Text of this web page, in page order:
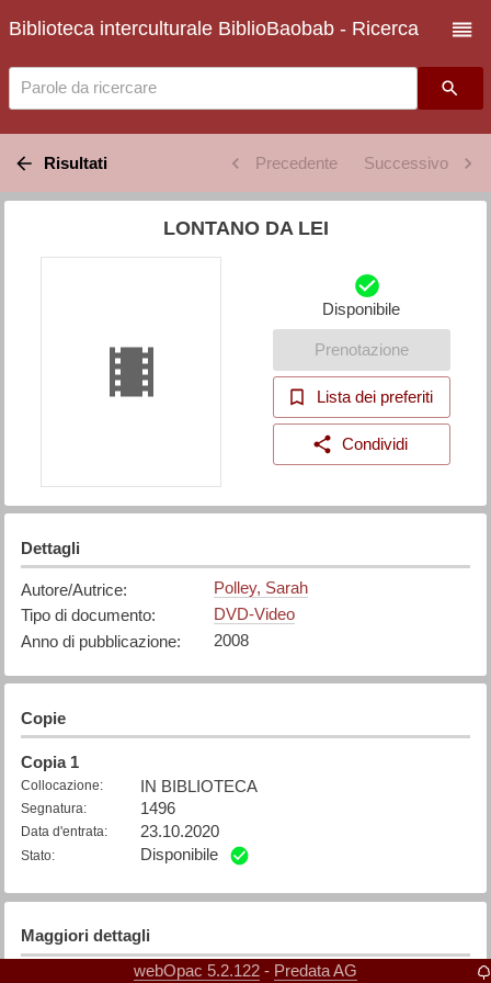
Biblioteca interculturale BiblioBaobab - Ricerca
Parole da ricercare
Risultati Precedente Successivo
LONTANO DA LEI
Disponibile
Prenotazione
Lista dei preferiti
Condividi
Dettagli
Autore/Autrice:
Polley, Sarah
Tipo di documento:
DVD-Video
Anno di pubblicazione: 2008
Copie
Copia 1
Collocazione: IN BIBLIOTECA
Segnatura: 1496
Data d'entrata: 23.10.2020
Stato: Disponibile
Maggiori dettagli
ItalianowebOpac 5.2.122 - Predata AG